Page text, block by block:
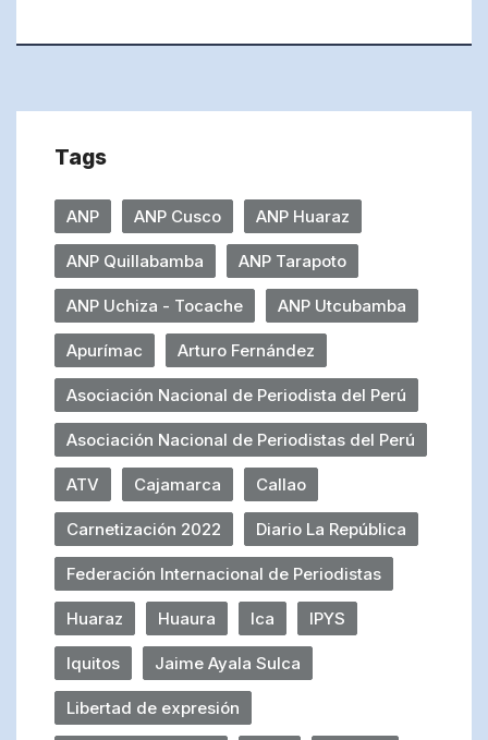
Tags
ANP ANP Cusco ANP Huaraz
ANP Quillabamba ANP Tarapoto
ANP Uchiza - Tocache ANP Utcubamba
Apurímac Arturo Fernández
Asociación Nacional de Periodista del Perú
Asociación Nacional de Periodistas del Perú
ATV Cajamarca Callao
Carnetización 2022 Diario La República
Federación Internacional de Periodistas
Huaraz Huaura Ica IPYS
Iquitos Jaime Ayala Sulca
Libertad de expresión